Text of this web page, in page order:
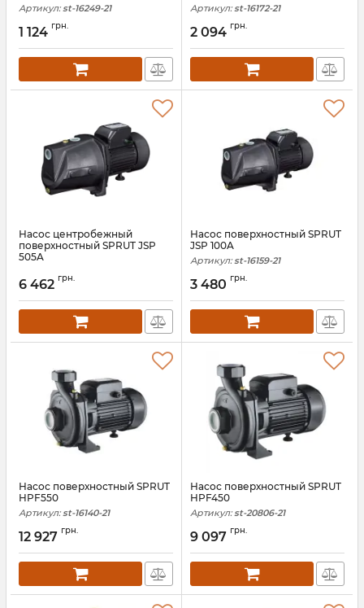
Артикул: st-16249-21
1 124 грн.
Артикул: st-16172-21
2 094 грн.
Насос центробежный
поверхностный SPRUT JSP
505A
6 462 грн.
Насос поверхностный SPRUT
JSP 100A
Артикул: st-16159-21
3 480 грн.
Насос поверхностный SPRUT
HPF550
Артикул: st-16140-21
12 927 грн.
Насос поверхностный SPRUT
HPF450
Артикул: st-20806-21
9 097 грн.